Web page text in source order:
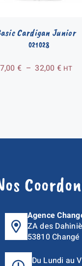
021028
Cardigan Junior
€ – 32,00 €Plage
HT
Agence
ZA des
53810 Changé
Du Lundi au